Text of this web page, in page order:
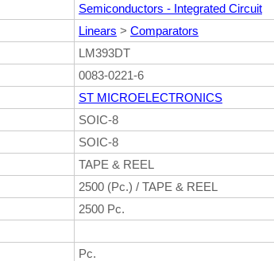
Semiconductors - Integrated Circuit
Linears > Comparators
LM393DT
0083-0221-6
ST MICROELECTRONICS
SOIC-8
SOIC-8
TAPE & REEL
2500 (Pc.) / TAPE & REEL
2500 Pc.
Pc.